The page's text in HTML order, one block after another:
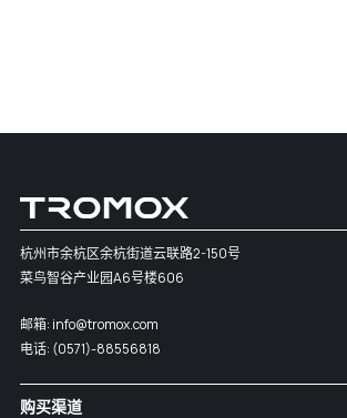
购买渠道
杭州市余杭区余杭街道云联路2-150号
菜鸟智谷产业园A6号楼606
邮箱: info@tromox.com
电话: (0571)-88556818